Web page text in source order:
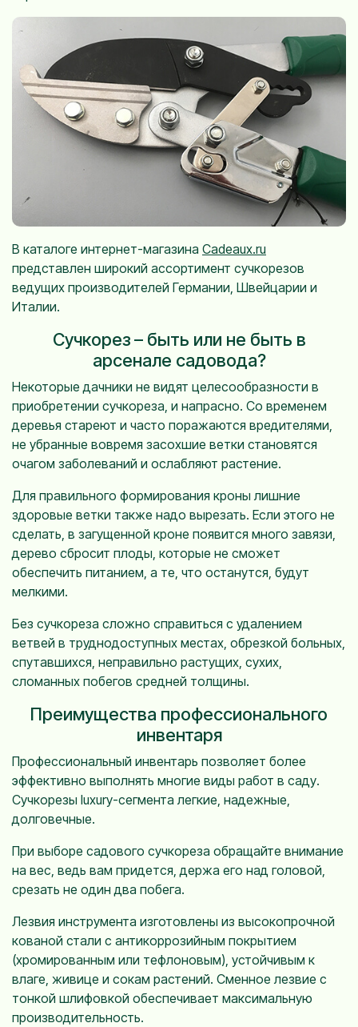
В каталоге интернет-магазина Cadeaux.ru
представлен широкий ассортимент сучкорезов
ведущих производителей Германии, Швейцарии и
Италии.
Сучкорез – быть или не быть в
арсенале садовода?
Некоторые дачники не видят целесообразности в
приобретении сучкореза, и напрасно. Со временем
деревья стареют и часто поражаются вредителями,
не убранные вовремя засохшие ветки становятся
очагом заболеваний и ослабляют растение.
Для правильного формирования кроны лишние
здоровые ветки также надо вырезать. Если этого не
сделать, в загущенной кроне появится много завязи,
дерево сбросит плоды, которые не сможет
обеспечить питанием, а те, что останутся, будут
мелкими.
Без сучкореза сложно справиться с удалением
ветвей в труднодоступных местах, обрезкой больных,
спутавшихся, неправильно растущих, сухих,
сломанных побегов средней толщины.
Преимущества профессионального
инвентаря
Профессиональный инвентарь позволяет более
эффективно выполнять многие виды работ в саду.
Сучкорезы luxury-сегмента легкие, надежные,
долговечные.
При выборе садового сучкореза обращайте внимание
на вес, ведь вам придется, держа его над головой,
срезать не один два побега.
Лезвия инструмента изготовлены из высокопрочной
кованой стали с антикоррозийным покрытием
(хромированным или тефлоновым), устойчивым к
влаге, живице и сокам растений. Сменное лезвие с
тонкой шлифовкой обеспечивает максимальную
производительность.